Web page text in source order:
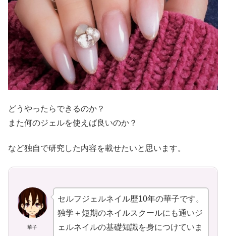
どうやったらできるのか？
また何のジェルを使えば良いのか？
など独自で研究した内容を載せたいと思います。
華子
セルフジェルネイル歴10年の華子です。
独学＋短期のネイルスクールにも通いジ
ェルネイルの基礎知識を身につけていま